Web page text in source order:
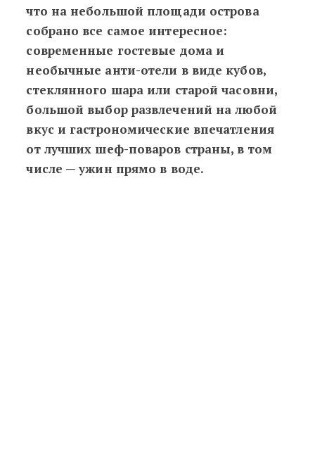
что на небольшой площади острова
собрано все самое интересное:
современные гостевые дома и
необычные анти-отели в виде кубов,
стеклянного шара или старой часовни,
большой выбор развлечений на любой
вкус и гастрономические впечатления
от лучших шеф-поваров страны, в том
числе —ужин прямо в воде.